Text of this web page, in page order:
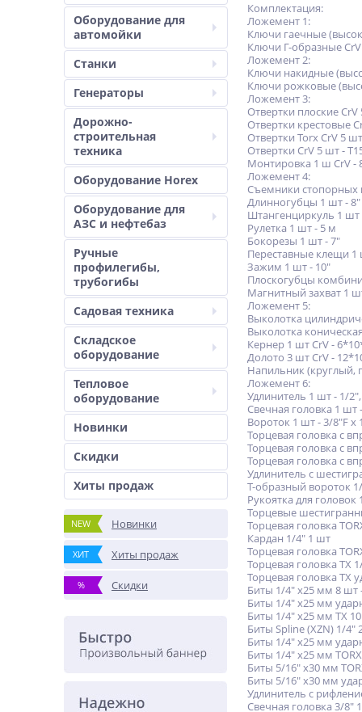
Оборудование для
автомойки
Станки
Генераторы
Дорожно-
строительная
техника
Оборудование Horex
Оборудование для
АЗС и нефтебаз
Ручные
профилегибы,
трубогибы
Садовая техника
Складское
оборудование
Тепловое
оборудование
Новинки
Скидки
Хиты продаж
NEW Новинки
ХИТ Хиты продаж
% Скидки
Комплектация:
Ложемент 1:
Ключи гаечные
Ключи Г-образные
Ложемент 2:
Ключи накидные
Ключи рожковые
Ложемент 3:
Отвертки плоские
Отвертки крестовые
Отвертки Torx CrV 5
Отвертки CrV 5 шт -
Монтировка 1 ш CrV -
Ложемент 4:
Съемники стопорных
Длинногубцы 1 шт - 8"
Штангенциркуль 1 шт
Рулетка 1 шт - 5 м
Бокорезы 1 шт - 7"
Переставные клещи 1
Зажим 1 шт - 10"
Плоскогубцы
Магнитный захват 1
Ложемент 5:
Выколотка
Выколотка
Кернер 1 шт CrV -
Долото 3 шт CrV -
Напильник (круглый,
Ложемент 6:
Удлинитель 1 шт - 1/
Свечная головка 1 шт
Вороток 1 шт - 3/8"F x
Торцевая головка с
Торцевая головка с
Торцевая головка с
Удлинитель с
T-образный вороток
Рукоятка для
Торцевые
Торцевая головка
Кардан 1/4" 1 шт
Торцевая головка
Торцевая головка TX
Торцевая головка TX
Биты 1/4" х25 мм 8 шт
Биты 1/4" x25 мм
Биты 1/4" х25 мм TX
Биты Spline (XZN) 1/
Биты 1/4" х25 мм
Биты 1/4" х25 мм
Биты 5/16" х30 мм
Биты 5/16" х30 мм
Удлинитель с
Свечная головка 3/8"